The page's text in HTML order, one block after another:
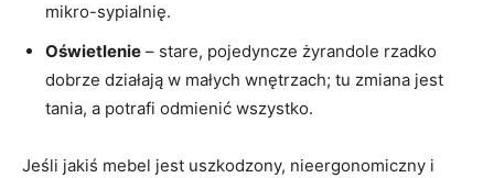
mikro-sypialnię.
Oświetlenie – stare, pojedyncze żyrandole rzadko
dobrze działają w małych wnętrzach; tu zmiana jest
tania, a potrafi odmienić wszystko.
Jeśli jakiś mebel jest uszkodzony, nieergonomiczny i